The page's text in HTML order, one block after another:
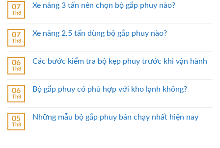
07
Th8
Xe nâng 3 tấn nên chọn bộ gắp phuy nào?
07
Th8
Xe nâng 2.5 tấn dùng bộ gắp phuy nào?
06
Th8
Các bước kiểm tra bộ kẹp phuy trước khi vận hành
06
Th8
Bộ gắp phuy có phù hợp với kho lạnh không?
05
Th8
Những mẫu bộ gắp phuy bán chạy nhất hiện nay